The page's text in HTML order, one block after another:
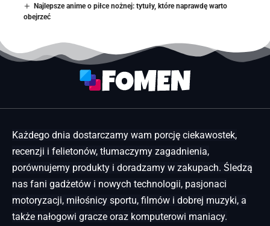
Najlepsze anime o piłce nożnej: tytuły, które naprawdę warto
obejrzeć
Każdego dnia dostarczamy wam porcję ciekawostek,
recenzji i felietonów, tłumaczymy zagadnienia,
porównujemy produkty i doradzamy w zakupach. Śledzą
nas fani gadżetów i nowych technologii, pasjonaci
motoryzacji, miłośnicy sportu, filmów i dobrej muzyki, a
także nałogowi gracze oraz komputerowi maniacy.